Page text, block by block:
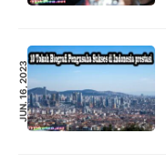
JUN. 16, 2023